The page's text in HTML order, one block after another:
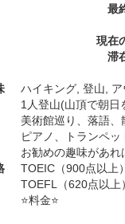
最
現在
滞
ハイキング, 登山,
1人登山(山頂で朝日
美術館巡り、落語
ピアノ、トランペッ
お勧めの趣味があれ
TOEIC（900点以上
TOEFL（620点以上
⭐️料金⭐️